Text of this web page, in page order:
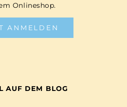
Onlineshop.
ANMELDEN
AUF DEM BLOG